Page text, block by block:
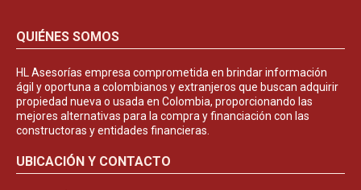
QUIÉNES SOMOS
HL Asesorías empresa comprometida en brindar información
ágil y oportuna a colombianos y extranjeros que buscan adquirir
propiedad nueva o usada en Colombia, proporcionando las
mejores alternativas para la compra y financiación con las
constructoras y entidades financieras.
UBICACIÓN Y CONTACTO